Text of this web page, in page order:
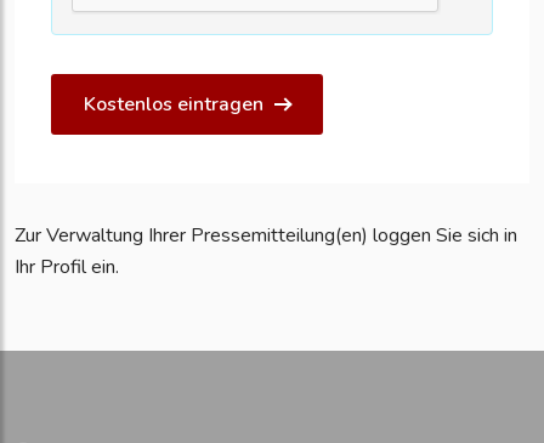
Kostenlos eintragen
Zur Verwaltung Ihrer Pressemitteilung(en) loggen Sie sich in
Ihr Profil ein.